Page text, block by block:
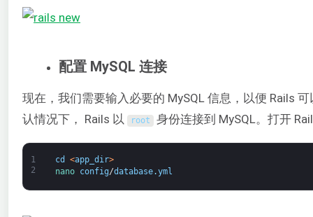
配置 MySQL 连接
现在，我们需要输入必要的 MySQL 信息，以便 Rails
认情况下， Rails 以
root 身份连接到 MySQL。打开
1
2
cd <app_dir>
nano config/database.yml